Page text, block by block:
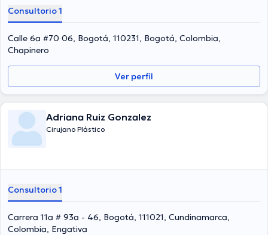
Consultorio 1
Calle 6a #70 06, Bogotá, 110231, Bogotá, Colombia,
Chapinero
Ver perfil
Adriana Ruiz Gonzalez
Cirujano Plástico
Consultorio 1
Carrera 11a # 93a - 46, Bogotá, 111021, Cundinamarca,
Colombia, Engativa